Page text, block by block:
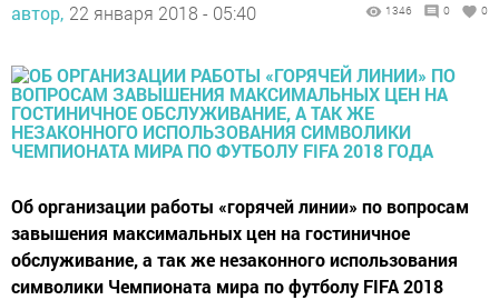
автор, 22 января 2018 - 05:40 1346 0 0
Об организации работы «горячей линии» по вопросам
завышения максимальных цен на гостиничное
обслуживание, а так же незаконного использования
символики Чемпионата мира по футболу FIFA 2018